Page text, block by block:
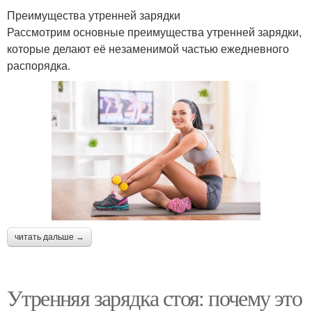
Преимущества утренней зарядки
Рассмотрим основные преимущества утренней зарядки,
которые делают её незаменимой частью ежедневного
распорядка.
читать дальше →
Утренняя зарядка стоя: почему это